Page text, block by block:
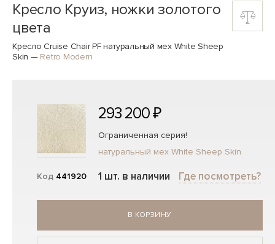
Кресло Круиз, ножки золотого
цвета
Кресло Cruise Chair PF натуральный мех White Sheep
Skin — Retro Modern
Код 441920
293 200 ₽
Ограниченная серия!
натуральный мех White Sheep Skin
1 шт. в наличии Где посмотреть?
В КОРЗИНУ